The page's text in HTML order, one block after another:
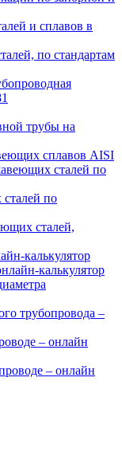
и сплавов в
по стандартам
трубы на
сплавов AISI
сталей по
по
сталей,
калькулятор
калькулятор
трубопровода –
– онлайн
– онлайн